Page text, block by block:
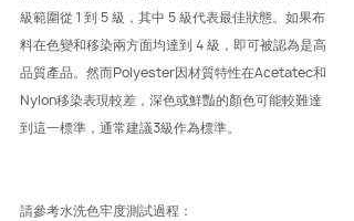
級範圍從 1 到 5 級，其中 5 級代表最佳狀態。如果布
料在色變和移染兩方面均達到 4 級，即可被認為是高
品質產品。然而Polyester因材質特性在Acetatec和
Nylon移染表現較差，深色或鮮豔的顏色可能較難達
到這一標準，通常建議3級作為標準。
請參考水洗色牢度測試過程：